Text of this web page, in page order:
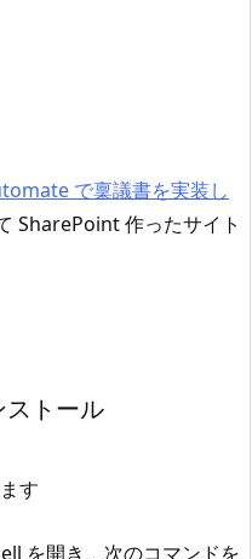
で稟議書を実装し
SharePoint 作ったサイト
ストール
す
を開き、次のコマンドを